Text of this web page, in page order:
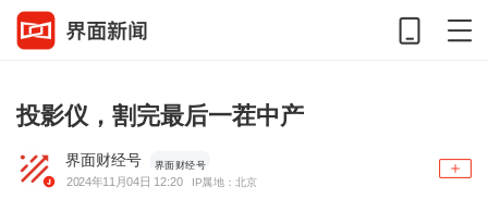
投影仪，割完最后一茬中产
界面财经号 界面财经号
2024年11月04日 12:20 IP属地：北京